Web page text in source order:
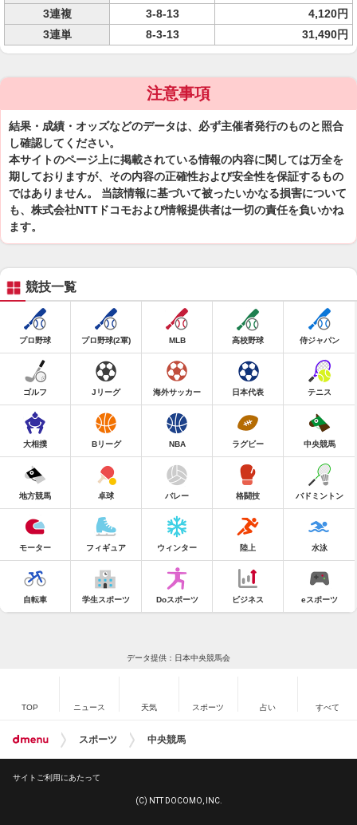
3連複
3-8-13
4,120円
3連単
8-3-13 31,490円
注意事項
結果・成績・オッズなどのデータは、必ず主催者発行のものと照合
し確認してください。
本サイトのページ上に掲載されている情報の内容に関しては万全を
期しておりますが、その内容の正確性および安全性を保証するもの
ではありません。 当該情報に基づいて被ったいかなる損害について
も、株式会社NTTドコモおよび情報提供者は一切の責任を負いかね
ます。
競技一覧
プロ野球 プロ野球(2軍) MLB 高校野球 侍ジャパン
ゴルフ Jリーグ 海外サッカー 日本代表 テニス
大相撲 Bリーグ NBA ラグビー 中央競馬
地方競馬 卓球 バレー 格闘技 バドミントン
モーター フィギュア ウィンター 陸上 水泳
自転車 学生スポーツ Doスポーツ ビジネス eスポーツ
データ提供：日本中央競馬会
TOP ニュース 天気 スポーツ 占い すべて
スポーツ 中央競馬
サイトご利用にあたって
(C) NTT DOCOMO, INC.